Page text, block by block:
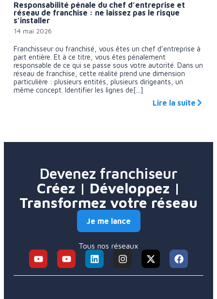
Responsabilité pénale du chef d’entreprise et
réseau de franchise : ne laissez pas le risque
s’installer
14 mai 2026
Franchisseur ou franchisé, vous êtes un chef d’entreprise à
part entière. Et à ce titre, vous êtes pénalement
responsable de ce qui se passe sous votre autorité. Dans un
réseau de franchise, cette réalité prend une dimension
particulière : plusieurs entités, plusieurs dirigeants, un
même concept. Identifier les lignes de[...]
Lire la suite
Devenez franchiseur
Créez | Développez |
Transformez votre réseau
Je me lance
Tous nos réseaux